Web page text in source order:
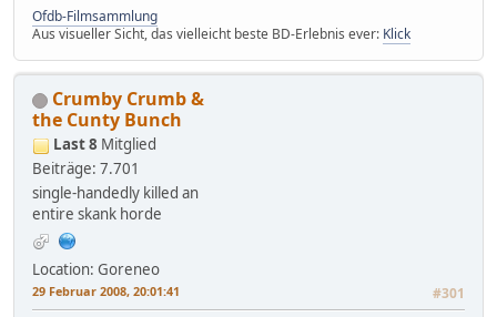
Ofdb-Filmsammlung
Aus visueller Sicht, das vielleicht beste BD-Erlebnis ever: Klick
Crumby Crumb &
the Cunty Bunch
Last 8 Mitglied
Beiträge: 7.701
single-handedly killed an
entire skank horde
Location: Goreneo
29 Februar 2008, 20:01:41 #301